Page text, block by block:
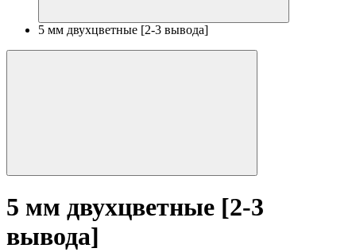
5 мм двухцветные [2-3 вывода]
5 мм двухцветные [2-3
вывода]